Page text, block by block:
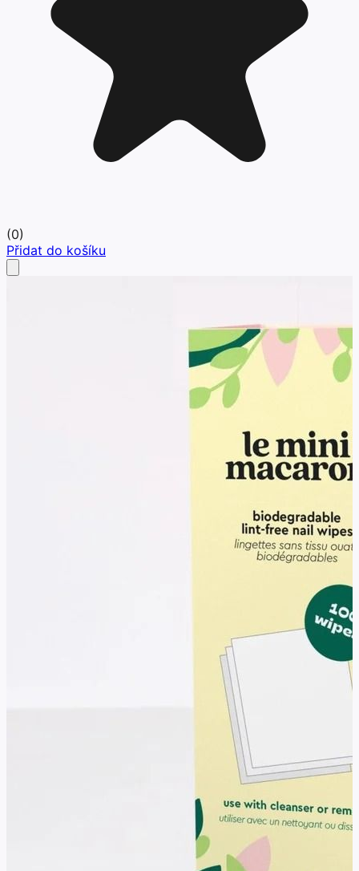
(0)
Přidat do košíku